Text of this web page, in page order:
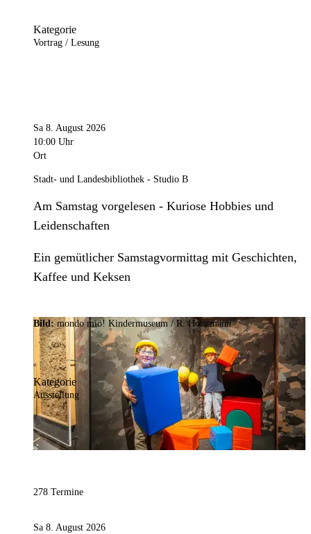
Kategorie
Vortrag / Lesung
Sa 8. August 2026
10:00 Uhr
Ort
Stadt- und Landesbibliothek - Studio B
Am Samstag vorgelesen - Kuriose Hobbies und
Leidenschaften
Ein gemütlicher Samstagvormittag mit Geschichten,
Kaffee und Keksen
Bild:mondo mio! Kindermuseum / R. Horstmann
Kategorie
Ausstellung
278 Termine
Sa 8. August 2026